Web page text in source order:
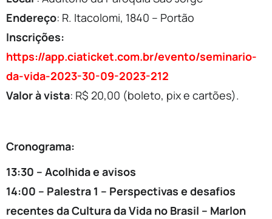
Endereço: R. Itacolomi, 1840 – Portão
Inscrições:
https://app.ciaticket.com.br/evento/seminario-
da-vida-2023-30-09-2023-212
Valor à vista: R$ 20,00 (boleto, pix e cartões).
Cronograma:
13:30 – Acolhida e avisos
14:00 – Palestra 1 – Perspectivas e desafios
recentes da Cultura da Vida no Brasil – Marlon